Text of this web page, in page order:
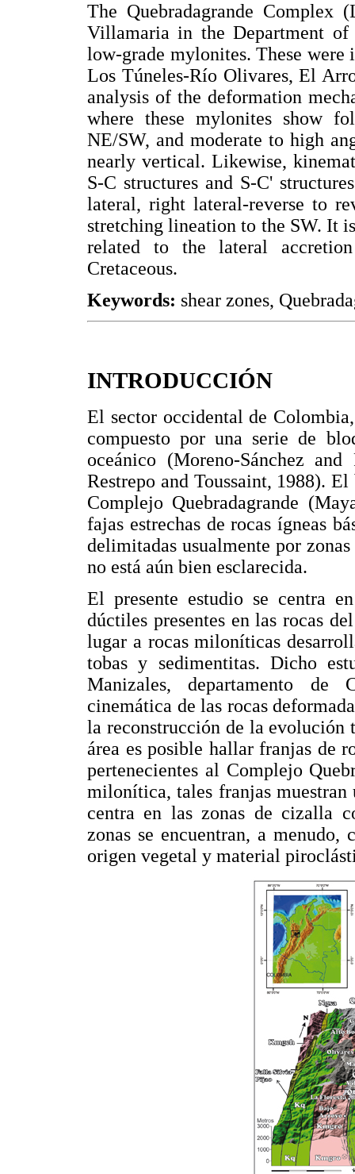
The Quebradagrande
Villamaria in the Department
low-grade mylonites. These were
Los Túneles-Río Olivares, El
analysis of the deformation
where these mylonites show
NE/SW, and moderate to high
nearly vertical. Likewise,
S-C structures and S-C'
lateral, right lateral-reverse to
stretching lineation to the SW. It
related to the lateral
Cretaceous.
Keywords: shear zones,
INTRODUCCIÓN
El sector occidental de
compuesto por una serie de
oceánico (Moreno-Sánchez
Restrepo and Toussaint, 1988).
Complejo Quebradagrande
fajas estrechas de rocas ígneas
delimitadas usualmente por
no está aún bien esclarecida.
El presente estudio se centra
dúctiles presentes en las rocas
lugar a rocas miloníticas
tobas y sedimentitas. Dicho
Manizales, departamento de
cinemática de las rocas
la reconstrucción de la evolución
área es posible hallar franjas de
pertenecientes al Complejo
milonítica, tales franjas muestran
centra en las zonas de cizalla
zonas se encuentran, a menudo,
origen vegetal y material